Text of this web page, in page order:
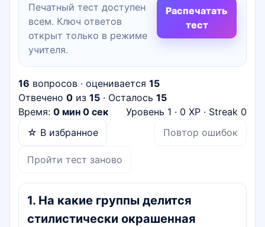
Печатный тест доступен
всем. Ключ ответов
открыт только в режиме
учителя.
Распечатать
тест
16 вопросов · оценивается 15
Отвечено 0 из 15 · Осталось 15
Время: 0 мин 0 сек Уровень 1 · 0 XP · Streak 0
☆ В избранное
Повтор ошибок
Пройти тест заново
1. На какие группы делится
стилистически окрашенная